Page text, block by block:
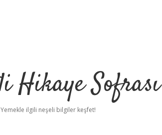
Hikaye Sofrası
Yemekle ilgili neşeli bilgiler keşfet!